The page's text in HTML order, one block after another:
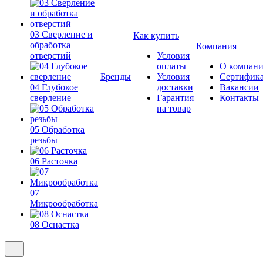
03 Сверление и
обработка
отверстий
04 Глубокое
сверление
05 Обработка
резьбы
06 Расточка
07
Микрообработка
08 Оснастка
Бренды
Как купить
Условия
оплаты
Условия
доставки
Гарантия
на товар
Компания
О
Вакансии
Контакты